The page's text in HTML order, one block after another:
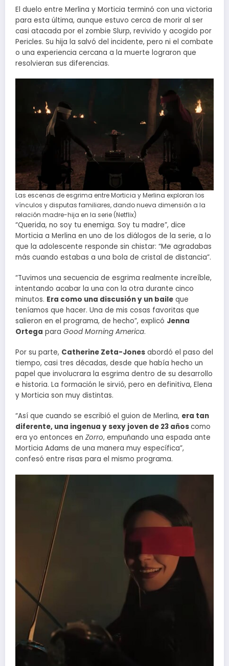
El duelo entre Merlina y Morticia terminó con una victoria
para esta última, aunque estuvo cerca de morir al ser
casi atacada por el zombie Slurp, revivido y acogido por
Pericles. Su hija la salvó del incidente, pero ni el combate
o una experiencia cercana a la muerte lograron que
resolvieran sus diferencias.
Las escenas de esgrima entre Morticia y Merlina exploran los
vínculos y disputas familiares, dando nueva dimensión a la
relación madre-hija en la serie (Netflix)
“Querida, no soy tu enemiga. Soy tu madre”, dice
Morticia a Merlina en uno de los diálogos de la serie, a lo
que la adolescente responde sin chistar: “Me agradabas
más cuando estabas a una bola de cristal de distancia”.
“Tuvimos una secuencia de esgrima realmente increíble,
intentando acabar la una con la otra durante cinco
minutos. Era como una discusión y un baile que
teníamos que hacer. Una de mis cosas favoritas que
salieron en el programa, de hecho”, explicó Jenna
Ortega para Good Morning America.
Por su parte, Catherine Zeta-Jones abordó el paso del
tiempo, casi tres décadas, desde que había hecho un
papel que involucrara la esgrima dentro de su desarrollo
e historia. La formación le sirvió, pero en definitiva, Elena
y Morticia son muy distintas.
“Así que cuando se escribió el guion de Merlina, era tan
diferente, una ingenua y sexy joven de 23 añoscomo
era yo entonces en Zorro, empuñando una espada ante
Morticia Adams de una manera muy específica”,
confesó entre risas para el mismo programa.